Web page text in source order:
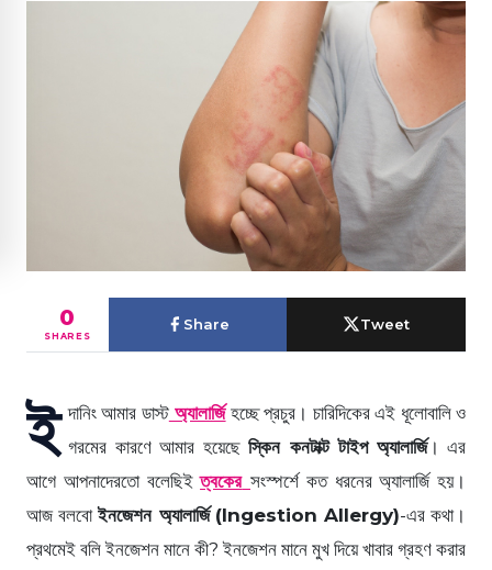
0
SHARES
Share Tweet
ই দানিং আমার ডাস্টঅ্যালার্জিহচ্ছে প্রচুর। চারিদিকের এই ধূলোবালি ও
গরমের কারণে আমার হয়েছে স্কিন কনটাক্ট টাইপ অ্যালার্জি। এর
আগে আপনাদেরতো বলেছিইত্বকের সংস্পর্শে কত ধরনের অ্যালার্জি হয়।
আজ বলবোইনজেশন অ্যালার্জি (Ingestion Allergy)-এর কথা।
প্রথমেই বলি ইনজেশন মানে কী? ইনজেশন মানে মুখ দিয়ে খাবার গ্রহণ করার